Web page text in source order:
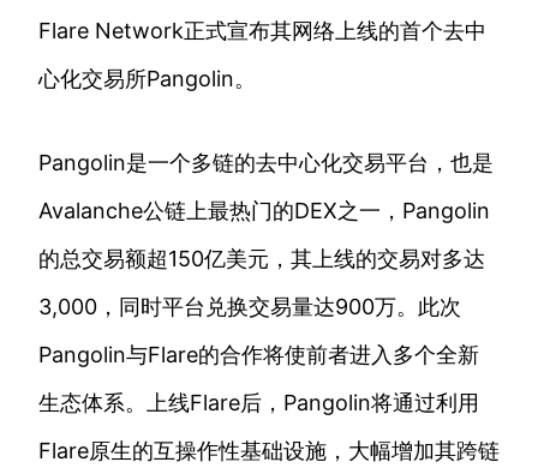
Flare Network正式宣布其网络上线的首个去中
心化交易所Pangolin。
Pangolin是一个多链的去中心化交易平台，也是
Avalanche公链上最热门的DEX之一，Pangolin
的总交易额超150亿美元，其上线的交易对多达
3,000，同时平台兑换交易量达900万。此次
Pangolin与Flare的合作将使前者进入多个全新
生态体系。上线Flare后，Pangolin将通过利用
Flare原生的互操作性基础设施，大幅增加其跨链